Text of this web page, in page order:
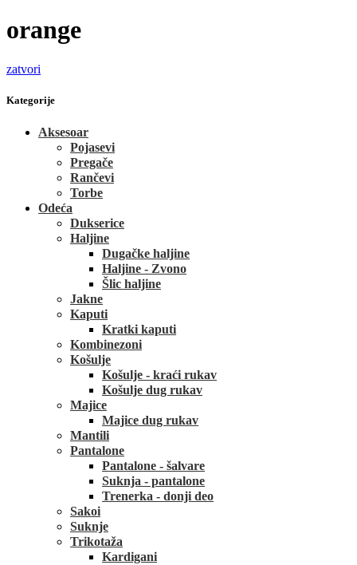
orange
zatvori
Kategorije
Aksesoar
Pojasevi
Pregače
Rančevi
Torbe
Odeća
Dukserice
Haljine
Dugačke haljine
Haljine - Zvono
Šlic haljine
Jakne
Kaputi
Kratki kaputi
Kombinezoni
Košulje
Košulje - kraći rukav
Košulje dug rukav
Majice
Majice dug rukav
Mantili
Pantalone
Pantalone - šalvare
Suknja - pantalone
Trenerka - donji deo
Sakoi
Suknje
Trikotaža
Kardigani